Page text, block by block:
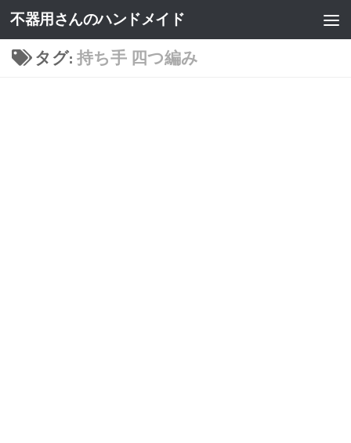
不器用さんのハンドメイド
タグ: 持ち手 四つ編み